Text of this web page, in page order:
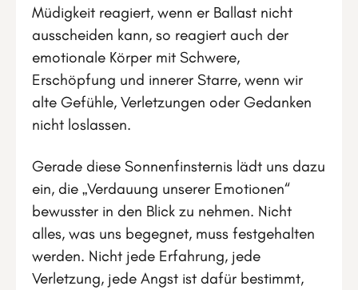
Müdigkeit reagiert, wenn er Ballast nicht
ausscheiden kann, so reagiert auch der
emotionale Körper mit Schwere,
Erschöpfung und innerer Starre, wenn wir
alte Gefühle, Verletzungen oder Gedanken
nicht loslassen.
Gerade diese Sonnenfinsternis lädt uns dazu
ein, die „Verdauung unserer Emotionen“
bewusster in den Blick zu nehmen. Nicht
alles, was uns begegnet, muss festgehalten
werden. Nicht jede Erfahrung, jede
Verletzung, jede Angst ist dafür bestimmt,